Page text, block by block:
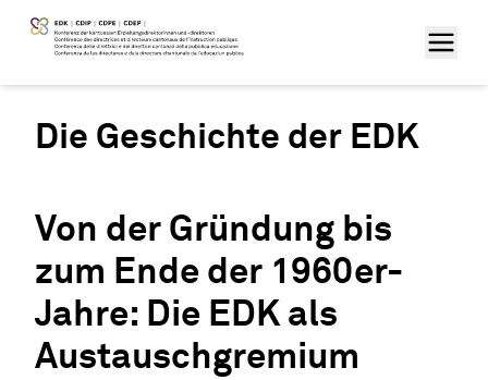
Die Geschichte der EDK
Von der Gründung bis
zum Ende der 1960er-
Jahre: Die EDK als
Austauschgremium